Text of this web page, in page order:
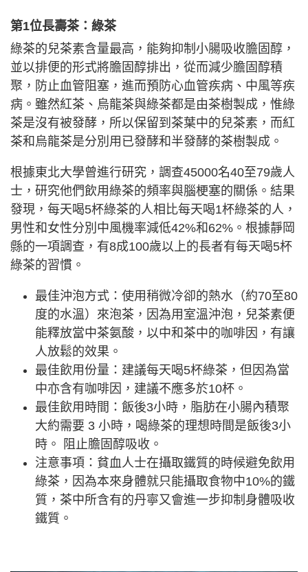
第1位長壽茶：綠茶
綠茶的兒茶素含量最高，能夠抑制小腸吸收膽固醇，
並以排便的形式將膽固醇排出，從而減少膽固醇積
聚，防止血管阻塞，進而預防心血管疾病、中風等疾
病。雖然紅茶、烏龍茶與綠茶都是由茶樹製成，惟綠
茶是沒有被發酵，所以保留到茶葉中的兒茶素，而紅
茶和烏龍茶是分別用已發酵和半發酵的茶樹製成。
根據東北大學曾進行研究，調查45000名40至79歲人
士，研究他們飲用綠茶的頻率與腦梗塞的關係。結果
發現，每天喝5杯綠茶的人相比每天喝1杯綠茶的人，
男性和女性分別中風機率減低42%和62%。根據靜岡
縣的一項調查，有8成100歲以上的長者有每天喝5杯
綠茶的習慣。
最佳沖泡方式：使用稍微冷卻的熱水（約70至80
度的水溫）來泡茶，因為用室溫沖泡，兒茶素便
能釋放當中茶氨酸，以中和茶中的咖啡因，有讓
人放鬆的效果。
最佳飲用份量：建議每天喝5杯綠茶，但因為當
中亦含有咖啡因，建議不應多於10杯。
最佳飲用時間：飯後3小時，脂肪在小腸內積聚
大約需要 3 小時，喝綠茶的理想時間是飯後3小
時。 阻止膽固醇吸收。
注意事項：貧血人士在攝取鐵質的時候避免飲用
綠茶，因為本來身體就只能攝取食物中10%的鐵
質，茶中所含有的丹寧又會進一步抑制身體吸收
鐵質。